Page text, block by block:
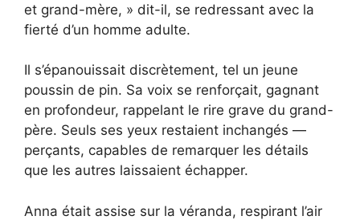
et grand-mère, » dit-il, se redressant avec la
fierté d’un homme adulte.
Il s’épanouissait discrètement, tel un jeune
poussin de pin. Sa voix se renforçait, gagnant
en profondeur, rappelant le rire grave du grand-
père. Seuls ses yeux restaient inchangés —
perçants, capables de remarquer les détails
que les autres laissaient échapper.
Anna était assise sur la véranda, respirant l’air